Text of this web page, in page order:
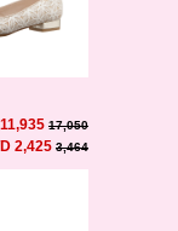
17,050
2,425 3,464